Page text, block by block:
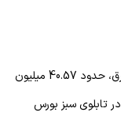
به گزارش برق نیوز، بر اساس گزارش معاونت بازار برق، حدود 40.57 میلیون
کیلووات ساعت انرژی برای تحویل اسفند ماه 1402 در تابلوی سبز بورس